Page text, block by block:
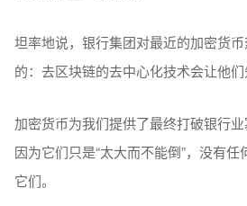
坦率地说，银行集团对最近的加密货
的：去区块链的去中心化技术会让他们
加密货币为我们提供了最终打破银行业
因为它们只是“太大而不能倒”，没有
它们。